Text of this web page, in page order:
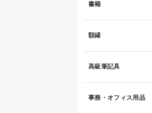
書籍
額縁
高級筆記具
事務・オフィス用品